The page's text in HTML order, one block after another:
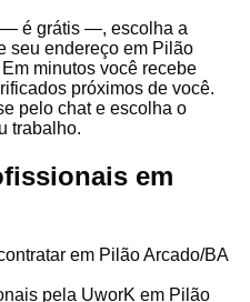
— é grátis —, escolha a
seu endereço em Pilão
minutos você recebe
próximos de você.
pelo chat e escolha o
trabalho.
em
em Pilão Arcado/BA
pela UworK em Pilão